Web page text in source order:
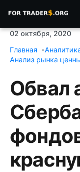
02 октября, 2020
Главная
Анализ рынка
Обвал